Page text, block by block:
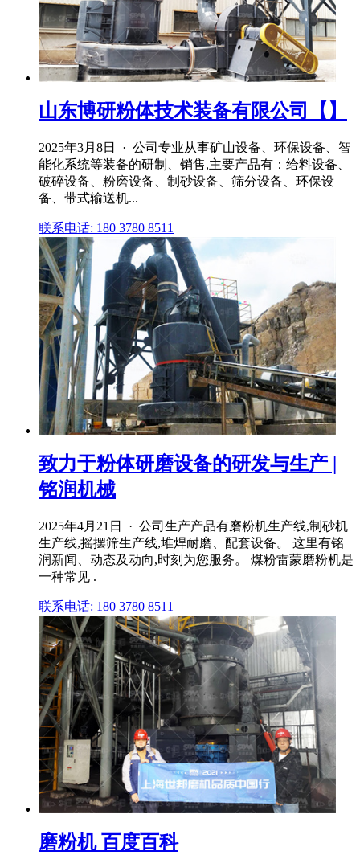
山东博研粉体技术装备有限公司【】
2025年3月8日 · 公司专业从事矿山设备、环保设备、智
能化系统等装备的研制、销售,主要产品有：给料设备、
破碎设备、粉磨设备、制砂设备、筛分设备、环保设
备、带式输送机...
联系电话: 180 3780 8511
致力于粉体研磨设备的研发与生产 |
铭润机械
2025年4月21日 · 公司生产产品有磨粉机生产线,制砂机
生产线,摇摆筛生产线,堆焊耐磨、配套设备。 这里有铭
润新闻、动态及动向,时刻为您服务。 煤粉雷蒙磨粉机是
一种常见 .
联系电话: 180 3780 8511
磨粉机 百度百科